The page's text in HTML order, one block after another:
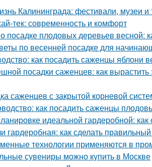
Калининграда: фестивали, музеи и
тек: современность и комфорт
посадке плодовых деревьев весной:
по весенней посадке для
как посадить саженцы яблони
посадки саженцев: как
саженцев с закрытой корневой
как посадить саженцы
идеальной гардеробной:
гардеробная: как сделать
технологии применяются в
сувениры можно купить в Москве